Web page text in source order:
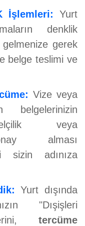
İşlemleri:
Yurt
denklik
gelmenize gerek
belge teslimi ve
Vize veya
veya
alması
sizin adınıza
Yurt dışında
"Dışişleri
tercüme